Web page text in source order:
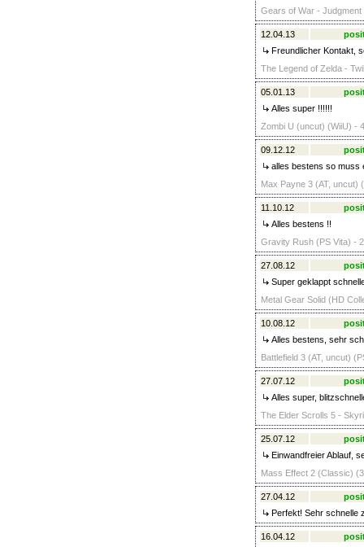
Gears of War -
12.04.13
Freundlicher Kontakt,
The Legend of Zelda -
05.01.13
Alles super !!!!!!
Zombi U (uncut) (WiiU) -
09.12.12
alles bestens so muss
Max Payne 3 (AT, uncut)
11.10.12
Alles bestens !!
Gravity Rush (PS Vita) -
27.08.12
Super geklappt
Metal Gear Solid (HD
10.08.12
Alles bestens, sehr
Battlefield 3 (AT, uncut)
27.07.12
Alles super,
The Elder Scrolls 5 -
25.07.12
Einwandfreier Ablauf,
Mass Effect 2 (Classic)
27.04.12
Perfekt! Sehr schnelle
16.04.12